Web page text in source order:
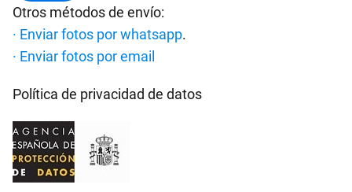
Otros métodos de envío:
· Enviar fotos por whatsapp.
· Enviar fotos por email
Política de privacidad de datos